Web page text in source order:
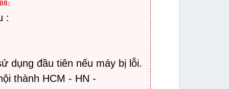
:
dụng đầu tiên nếu máy bị lỗi.
thành HCM - HN -